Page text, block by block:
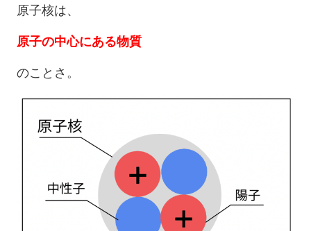
原子核は、
原子の中心にある物質
のことさ。